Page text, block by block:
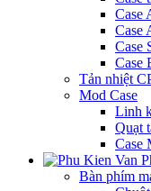
Case
Case
Case
Case
Tản nhiệt
Mod Case
Linh
Quạt
Case
Bàn phím